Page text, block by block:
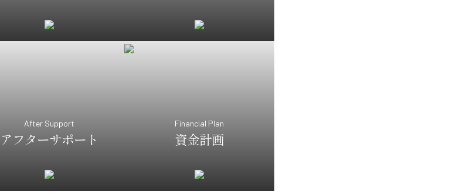
After Support
アフターサポート
Financial Plan
資金計画